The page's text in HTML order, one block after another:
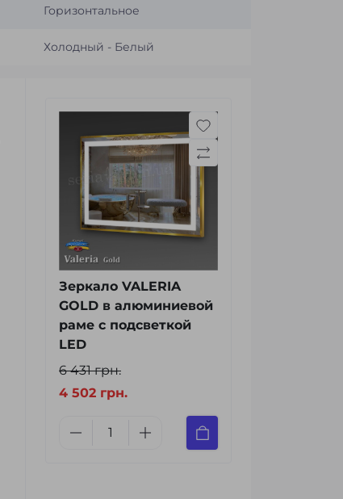
Горизонтальное
Холодный - Белый
Зеркало VALERIA
GOLD в алюминиевой
раме с подсветкой
LED
6 431 грн.
4 502 грн.